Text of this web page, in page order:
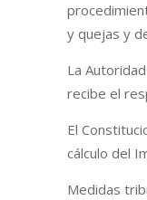
y quejas y
La
recibe el
El
cálculo del
Medidas